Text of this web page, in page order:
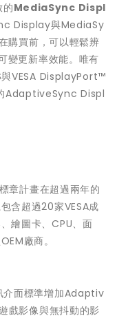
MediaSync Displ
Display與MediaSy
購買前，可以輕鬆辨
更新率效能。唯有
VESA DisplayPort™
AdaptiveSync Displ
計畫在超過兩年的
含超過20家VESA成
繪圖卡、CPU、面
廠商。
介面標準增加Adaptiv
戲影像與無抖動的影